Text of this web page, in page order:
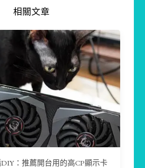
相關文章
：推薦開台用的高CP顯示卡